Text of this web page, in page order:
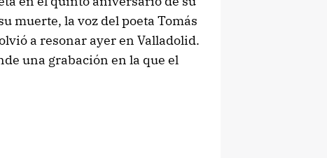
muerte, la voz del poeta Tomás
a resonar ayer en Valladolid.
una grabación en la que el